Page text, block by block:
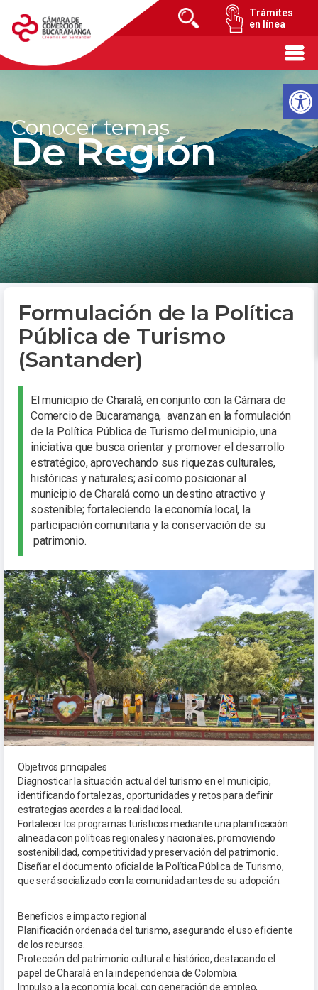
Trámites
en línea
Conocer temas
De Región
Formulación de la Política
Pública de Turismo
(Santander)
El municipio de Charalá, en conjunto con la Cámara de
Comercio de Bucaramanga, avanzan en la formulación
de la Política Pública de Turismo del municipio, una
iniciativa que busca orientar y promover el desarrollo
estratégico, aprovechando sus riquezas culturales,
históricas y naturales; así como posicionar al
municipio de Charalá como un destino atractivo y
sostenible; fortaleciendo la economía local, la
participación comunitaria y la conservación de su
patrimonio.
Objetivos principales
Diagnosticar la situación actual del turismo en el municipio,
identificando fortalezas, oportunidades y retos para definir
estrategias acordes a la realidad local.
Fortalecer los programas turísticos mediante una planificación
alineada con políticas regionales y nacionales, promoviendo
sostenibilidad, competitividad y preservación del patrimonio.
Diseñar el documento oficial de la Política Pública de Turismo,
que será socializado con la comunidad antes de su adopción.
Beneficios e impacto regional
Planificación ordenada del turismo, asegurando el uso eficiente
de los recursos.
Protección del patrimonio cultural e histórico, destacando el
papel de Charalá en la independencia de Colombia.
Impulso a la economía local, con generación de empleo,